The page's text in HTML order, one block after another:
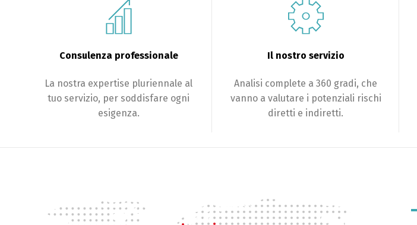
Consulenza professionale
La nostra expertise pluriennale al
tuo servizio, per soddisfare ogni
esigenza.
Il nostro servizio
Analisi complete a 360 gradi, che
vanno a valutare i potenziali rischi
diretti e indiretti.